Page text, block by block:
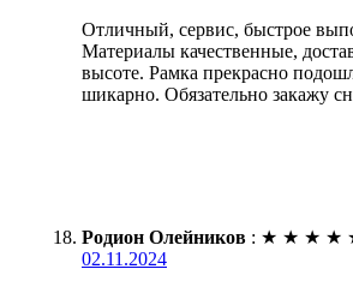
Отличный, сервис, быстрое
Материалы качественные,
высоте. Рамка прекрасно
шикарно. Обязательно закажу
Родион Олейников : ★ ★ ★ ★
02.11.2024